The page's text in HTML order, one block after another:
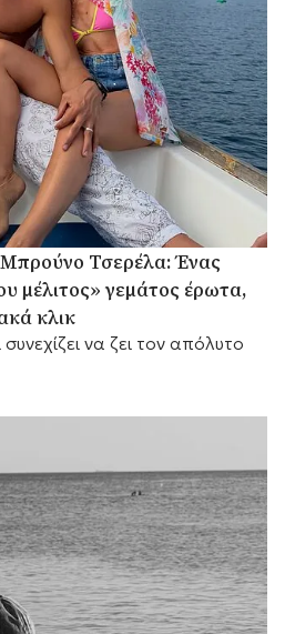
Τσερέλα: Ένας
μέλιτος» γεμάτος έρωτα,
κλικ
να ζει τον απόλυτο